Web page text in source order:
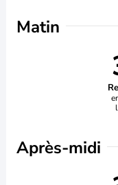
Matin
Après-midi